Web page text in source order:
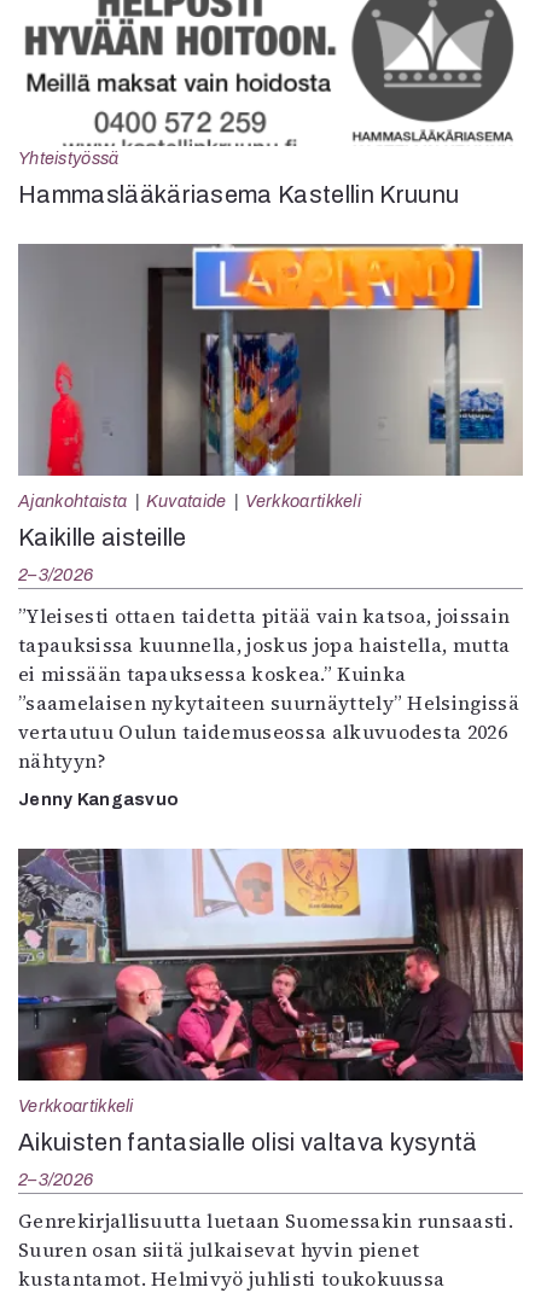
Yhteistyössä
Hammaslääkäriasema Kastellin Kruunu
Ajankohtaista Kuvataide Verkkoartikkeli
Kaikille aisteille
2–3/2026
”Yleisesti ottaen taidetta pitää vain katsoa, joissain
tapauksissa kuunnella, joskus jopa haistella, mutta
ei missään tapauksessa koskea.” Kuinka
”saamelaisen nykytaiteen suurnäyttely” Helsingissä
vertautuu Oulun taidemuseossa alkuvuodesta 2026
nähtyyn?
Jenny Kangasvuo
Verkkoartikkeli
Aikuisten fantasialle olisi valtava kysyntä
2–3/2026
Genrekirjallisuutta luetaan Suomessakin runsaasti.
Suuren osan siitä julkaisevat hyvin pienet
kustantamot. Helmivyö juhlisti toukokuussa